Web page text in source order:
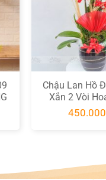
Chậu Lan Hồ
Xắn 2 Vòi
HD084